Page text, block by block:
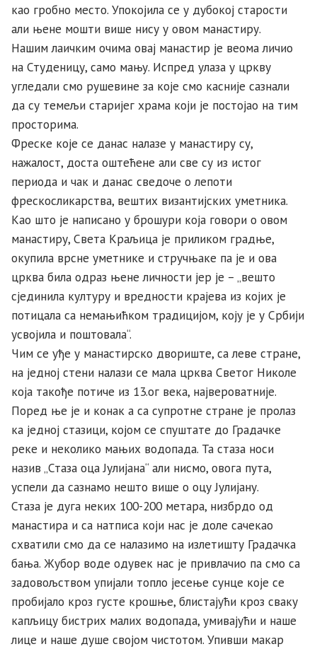
као гробно место. Упокојила се у дубокој старости
али њене мошти више нису у овом манастиру.
Нашим лаичким очима овај манастир је веома личио
на Студеницу, само мању. Испред улаза у цркву
угледали смо рушевине за које смо касније сазнали
да су темељи старијег храма који је постојао на тим
просторима.
Фреске које се данас налазе у манастиру су,
нажалост, доста оштећене али све су из истог
периода и чак и данас сведоче о лепоти
фрескосликарства, вештих византијских уметника.
Као што је написано у брошури која говори о овом
манастиру, Света Краљица је приликом градње,
окупила врсне уметнике и стручњаке па је и ова
црква била одраз њене личности јер је – „вешто
сјединила културу и вредности крајева из којих је
потицала са немањићком традицијом, коју је у Србији
усвојила и поштовала“.
Чим се уђе у манастирско двориште, са леве стране,
на једној стени налази се мала црква Светог Николе
која такође потиче из 13.ог века, највероватније.
Поред ње је и конак а са супротне стране је пролаз
ка једној стазици, којом се спуштате до Градачке
реке и неколико мањих водопада. Та стаза носи
назив „Стаза оца Јулијана“ али нисмо, овога пута,
успели да сазнамо нешто више о оцу Јулијану.
Стаза је дуга неких 100-200 метара, низбрдо од
манастира и са натписа који нас је доле сачекао
схватили смо да се налазимо на излетишту Градачка
бања. Жубор воде одувек нас је привлачио па смо са
задовољством упијали топло јесење сунце које се
пробијало кроз густе крошње, блистајући кроз сваку
капљицу бистрих малих водопада, умивајући и наше
лице и наше душе својом чистотом. Упивши макар